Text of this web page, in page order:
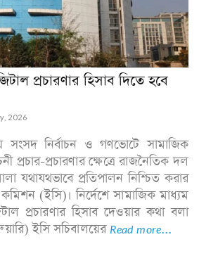
প্রচারণার হিসাব দিতে হবে
2026
সংসদ নির্বাচন ও গণভোটে সামাজিক
প্রচার-প্রচারণার ক্ষেত্রে রাজনৈতিক দল
যথাযথভাবে প্রতিপালন নিশ্চিত করার
কমিশন (ইসি)। নির্দেশে সামাজিক মাধ্যম
প্রচারণার হিসাব দেওয়ার কথা বলা
ইসি সচিবালয়ের Read more...